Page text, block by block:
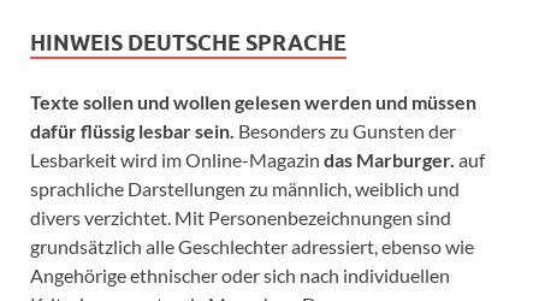
HINWEIS DEUTSCHE SPRACHE
Texte sollen und wollen gelesen werden und müssen
dafür flüssig lesbar sein. Besonders zu Gunsten der
Lesbarkeit wird im Online-Magazin das Marburger. auf
sprachliche Darstellungen zu männlich, weiblich und
divers verzichtet. Mit Personenbezeichnungen sind
grundsätzlich alle Geschlechter adressiert, ebenso wie
Angehörige ethnischer oder sich nach individuellen